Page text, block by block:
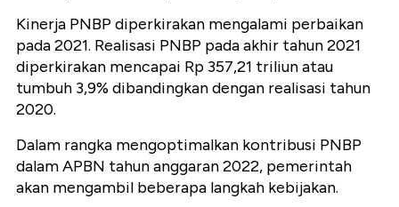
Kinerja PNBP diperkirakan mengalami perbaikan
pada 2021. Realisasi PNBP pada akhir tahun 2021
diperkirakan mencapai Rp 357,21 triliun atau
tumbuh 3,9% dibandingkan dengan realisasi tahun
2020.
Dalam rangka mengoptimalkan kontribusi PNBP
dalam APBN tahun anggaran 2022, pemerintah
akan mengambil beberapa langkah kebijakan.